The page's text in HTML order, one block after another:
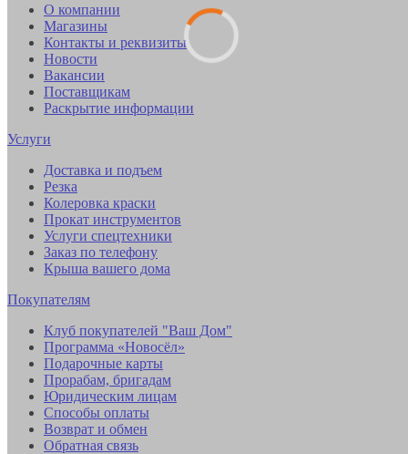
О компании
Магазины
Контакты и реквизиты
Новости
Вакансии
Поставщикам
Раскрытие информации
Услуги
Доставка и подъем
Резка
Колеровка краски
Прокат инструментов
Услуги спецтехники
Заказ по телефону
Крыша вашего дома
Покупателям
Клуб покупателей "Ваш Дом"
Программа «Новосёл»
Подарочные карты
Прорабам, бригадам
Юридическим лицам
Способы оплаты
Возврат и обмен
Обратная связь